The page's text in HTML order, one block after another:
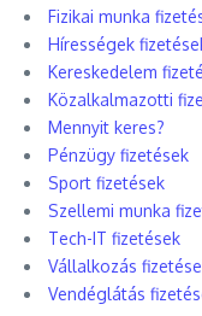
Fizikai munka
Hírességek
Kereskedelem
Közalkalmazotti
Mennyit keres?
Pénzügy fizetések
Sport fizetések
Szellemi munka
Tech-IT fizetések
Vállalkozás
Vendéglátás